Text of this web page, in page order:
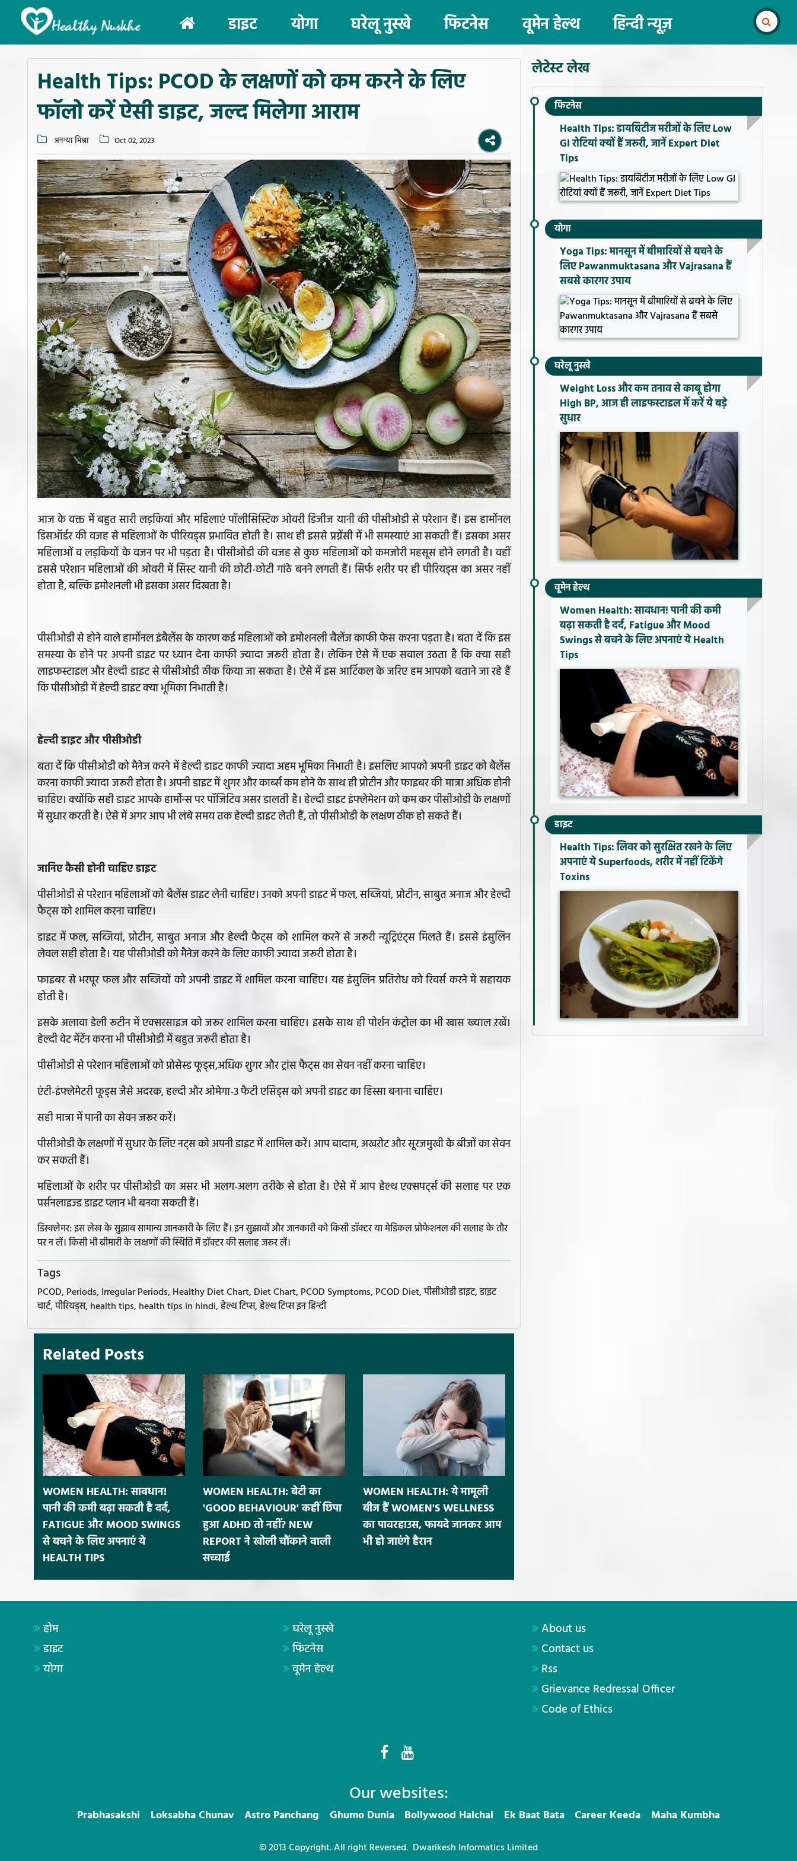
(current)
डाइट योगा घरेलू नुस्खे फिटनेस वूमेन हेल्थ हिन्दी न्यूज़
Health Tips: PCOD के लक्षणों को कम करने के लिए
फॉलो करें ऐसी डाइट, जल्द मिलेगा आराम
अनन्या मिश्रा Oct 02, 2023
आज के वक्त में बहुत सारी लड़कियां और महिलाएं पॉलीसिस्टिक ओवरी डिजीज यानी की पीसीओडी से परेशान हैं। इस हार्मोनल
डिसऑर्डर की वजह से महिलाओं के पीरियड्स प्रभावित होती है। साथ ही इससे प्रग्नेंसी में भी समस्याएं आ सकती हैं। इसका असर
महिलाओं व लड़कियों के वजन पर भी पड़ता है। पीसीओडी की वजह से कुछ महिलाओं को कमजोरी महसूस होने लगती है। वहीं
इससे परेशान महिलाओं की ओवरी में सिस्ट यानी की छोटी-छोटी गांठे बनने लगती हैं। सिर्फ शरीर पर ही पीरियड्स का असर नहीं
होता है, बल्कि इमोशनली भी इसका असर दिखता है।
पीसीओडी से होने वाले हार्मोनल इंबैलेंस के कारण कई महिलाओं को इमोशनली चैलेंज काफी फेस करना पड़ता है। बता दें कि इस
समस्या के होने पर अपनी डाइट पर ध्यान देना काफी ज्यादा जरूरी होता है। लेकिन ऐसे में एक सवाल उठता है कि क्या सही
लाइफस्टाइल और हेल्दी डाइट से पीसीओडी ठीक किया जा सकता है। ऐसे में इस आर्टिकल के जरिए हम आपको बताने जा रहे हैं
कि पीसीओडी में हेल्दी डाइट क्या भूमिका निभाती है।
हेल्दी डाइट और पीसीओडी
बता दें कि पीसीओडी को मैनेज करने में हेल्दी डाइट काफी ज्यादा अहम भूमिका निभाती है। इसलिए आपको अपनी डाइट को बैलेंस
करना काफी ज्यादा जरूरी होता है। अपनी डाइट में शुगर और कार्ब्स कम होने के साथ ही प्रोटीन और फाइबर की मात्रा अधिक होनी
चाहिए। क्योंकि सही डाइट आपके हार्मोन्स पर पॉजिटिव असर डालती है। हेल्दी डाइट इंफ्लेमेशन को कम कर पीसीओडी के लक्षणों
में सुधार करती है। ऐसे में अगर आप भी लंबे समय तक हेल्दी डाइट लेती हैं, तो पीसीओडी के लक्षण ठीक हो सकते हैं।
जानिए कैसी होनी चाहिए डाइट
पीसीओडी से परेशान महिलाओं को बैलेंस डाइट लेनी चाहिए। उनको अपनी डाइट में फल, सब्जियां, प्रोटीन, साबुत अनाज और हेल्दी
फैट्स को शामिल करना चाहिए।
डाइट में फल, सब्जियां, प्रोटीन, साबुत अनाज और हेल्दी फैट्स को शामिल करने से जरूरी न्यूट्रिएंट्स मिलते हैं। इससे इंसुलिन
लेवल सही होता है। यह पीसीओडी को मैनेज करने के लिए काफी ज्यादा जरूरी होता है।
फाइबर से भरपूर फल और सब्जियों को अपनी डाइट में शामिल करना चाहिए। यह इंसुलिन प्रतिरोध को रिवर्स करने में सहायक
होती है।
इसके अलावा डेली रूटीन में एक्सरसाइज को जरूर शामिल करना चाहिए। इसके साथ ही पोर्शन कंट्रोल का भी खास ख्याल ऱखें।
हेल्दी वेट मेंटेंन करना भी पीसीओडी में बहुत जरूरी होता है।
पीसीओडी से परेशान महिलाओं को प्रोसेस्ड फूड्स,अधिक शुगर और ट्रांस फैट्स का सेवन नहीं करना चाहिए।
एंटी-इंफ्लेमेटरी फूड्स जैसे अदरक, हल्दी और ओमेगा-3 फैटी एसिड्स को अपनी डाइट का हिस्सा बनाना चाहिए।
सही मात्रा में पानी का सेवन जरूर करें।
पीसीओडी के लक्षणों में सुधार के लिए नट्स को अपनी डाइट में शामिल करें। आप बादाम, अखरोट और सूरजमुखी के बीजों का सेवन
कर सकती हैं।
महिलाओं के शरीर पर पीसीओडी का असर भी अलग-अलग तरीके से होता है। ऐसे में आप हेल्थ एक्सपर्ट्स की सलाह पर एक
पर्सनलाइज्ड डाइट प्लान भी बनवा सकती हैं।
डिस्क्लेमर: इस लेख के सुझाव सामान्य जानकारी के लिए हैं। इन सुझावों और जानकारी को किसी डॉक्टर या मेडिकल प्रोफेशनल की सलाह के तौर
पर न लें। किसी भी बीमारी के लक्षणों की स्थिति में डॉक्टर की सलाह जरूर लें।
Tags
PCOD, Periods, Irregular Periods, Healthy Diet Chart, Diet Chart, PCOD Symptoms, PCOD Diet, पीसीओडी डाइट, डाइट
चार्ट, पीरियड्स, health tips, health tips in hindi, हेल्थ टिप्स, हेल्थ टिप्स इन हिन्दी
Related Posts
WOMEN HEALTH: सावधान!
पानी की कमी बढ़ा सकती है दर्द,
FATIGUE और MOOD SWINGS
से बचने के लिए अपनाएं ये
HEALTH TIPS
WOMEN HEALTH: बेटी का
'GOOD BEHAVIOUR' कहीं छिपा
हुआ ADHD तो नहीं? NEW
REPORT ने खोली चौंकाने वाली
सच्चाई
WOMEN HEALTH: ये मामूली
बीज हैं WOMEN'S WELLNESS
का पावरहाउस, फायदे जानकर आप
भी हो जाएंगे हैरान
लेटेस्ट लेख
फिटनेस
Health Tips: डायबिटीज मरीजों के लिए Low
GI रोटियां क्यों हैं जरूरी, जानें Expert Diet
Tips
योगा
Yoga Tips: मानसून में बीमारियों से बचने के
लिए Pawanmuktasana और Vajrasana हैं
सबसे कारगर उपाय
घरेलू नुस्खे
Weight Loss और कम तनाव से काबू होगा
High BP, आज ही लाइफस्टाइल में करें ये बड़े
सुधार
वूमेन हेल्थ
Women Health: सावधान! पानी की कमी
बढ़ा सकती है दर्द, Fatigue और Mood
Swings से बचने के लिए अपनाएं ये Health
Tips
डाइट
Health Tips: लिवर को सुरक्षित रखने के लिए
अपनाएं ये Superfoods, शरीर में नहीं टिकेंगे
Toxins
होम
डाइट
योगा
घरेलू नुस्खे
फिटनेस
वूमेन हेल्थ
About us
Contact us
Rss
Grievance Redressal Officer
Code of Ethics
Our websites:
Prabhasakshi Loksabha Chunav Astro Panchang Ghumo Dunia Bollywood Halchal Ek Baat Bata Career Keeda Maha Kumbha
© 2013 Copyright. All right Reversed. Dwarikesh Informatics Limited